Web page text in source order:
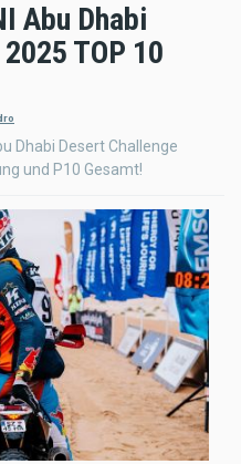
Abu Dhabi
TOP 10
Dhabi Desert Challenge
und P10 Gesamt!